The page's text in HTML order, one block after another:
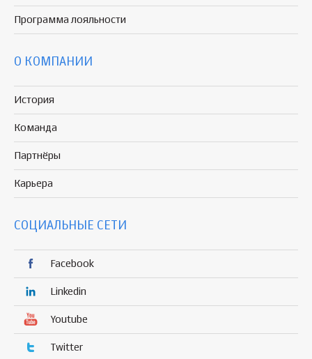
Программа лояльности
О КОМПАНИИ
История
Команда
Партнёры
Карьера
СОЦИАЛЬНЫЕ СЕТИ
Facebook
Linkedin
Youtube
Twitter